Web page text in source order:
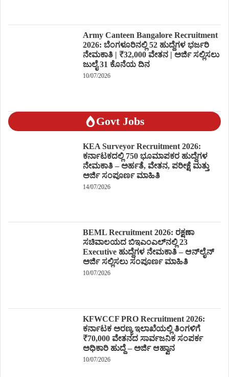
Army Canteen Bangalore Recruitment
2026: ಬೆಂಗಳೂರಿನಲ್ಲಿ 52 ಹುದ್ದೆಗಳ ಭರ್ಜರಿ
ನೇಮಕಾತಿ | ₹32,000 ವೇತನ | ಅರ್ಜಿ ಸಲ್ಲಿಸಲು
ಜುಲೈ 31 ಕೊನೆಯ ದಿನ
10/07/2026
Govt Jobs
KEA Surveyor Recruitment 2026:
ಕರ್ನಾಟಕದಲ್ಲಿ 750 ಭೂಮಾಪಕರ ಹುದ್ದೆಗಳ
ನೇಮಕಾತಿ – ಅರ್ಹತೆ, ವೇತನ, ಪರೀಕ್ಷೆ ಮತ್ತು
ಅರ್ಜಿ ಸಂಪೂರ್ಣ ಮಾಹಿತಿ
14/07/2026
BEML Recruitment 2026: ರಕ್ಷಣಾ
ಸಚಿವಾಲಯದ ಬಿಇಎಂಎಲ್‌ನಲ್ಲಿ 23
Executive ಹುದ್ದೆಗಳ ನೇಮಕಾತಿ – ಆನ್‌ಲೈನ್
ಅರ್ಜಿ ಸಲ್ಲಿಸಲು ಸಂಪೂರ್ಣ ಮಾಹಿತಿ
10/07/2026
KFWCCF PRO Recruitment 2026:
ಕರ್ನಾಟಕ ಅರಣ್ಯ ಇಲಾಖೆಯಲ್ಲಿ ತಿಂಗಳಿಗೆ
₹70,000 ವೇತನದ ಸಾರ್ವಜನಿಕ ಸಂಪರ್ಕ
ಅಧಿಕಾರಿ ಹುದ್ದೆ – ಅರ್ಜಿ ಆಹ್ವಾನ
10/07/2026